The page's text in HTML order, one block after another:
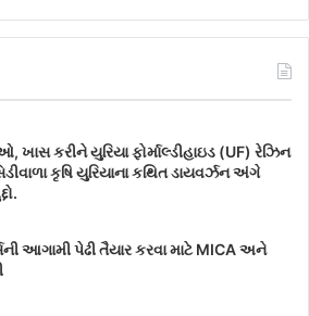
ખાસ કરીને યુરિયા ફોર્માલ્ડીહાઇડ (UF) રેઝિન
કૃષિ યુરિયાના કથિત ડાયવર્ઝન અંગે
આગામી પેઢી તૈયાર કરવા માટે MICA અને